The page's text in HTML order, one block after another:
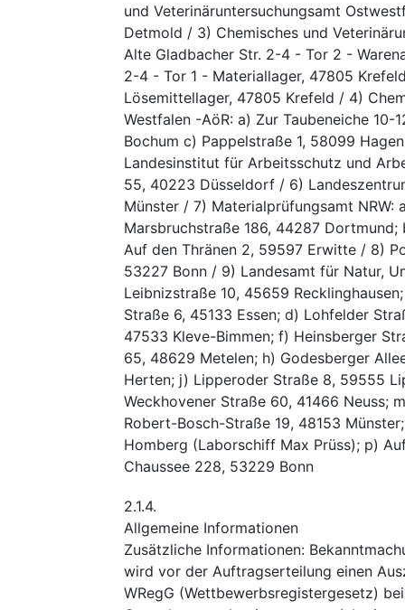
und Veterinäruntersuchungsamt
Detmold / 3) Chemisches und
Alte Gladbacher Str. 2-4 - Tor 2 -
2-4 - Tor 1 - Materiallager, 47805
Lösemittellager, 47805 Krefeld / 4)
Westfalen -AöR: a) Zur Taubeneiche
Bochum c) Pappelstraße 1, 58099
Landesinstitut für Arbeitsschutz und
55, 40223 Düsseldorf / 6)
Münster / 7) Materialprüfungsamt
Marsbruchstraße 186, 44287
Auf den Thränen 2, 59597 Erwitte / 8)
53227 Bonn / 9) Landesamt für Natur,
Leibnizstraße 10, 45659
Straße 6, 45133 Essen; d) Lohfelder
47533 Kleve-Bimmen; f) Heinsberger
65, 48629 Metelen; h) Godesberger
Herten; j) Lipperoder Straße 8, 59555
Weckhovener Straße 60, 41466 Neuss;
Robert-Bosch-Straße 19, 48153
Homberg (Laborschiff Max Prüss); p)
Chaussee 228, 53229 Bonn
2.1.4.
Allgemeine Informationen
Zusätzliche Informationen:
wird vor der Auftragserteilung einen
WRegG (Wettbewerbsregistergesetz)